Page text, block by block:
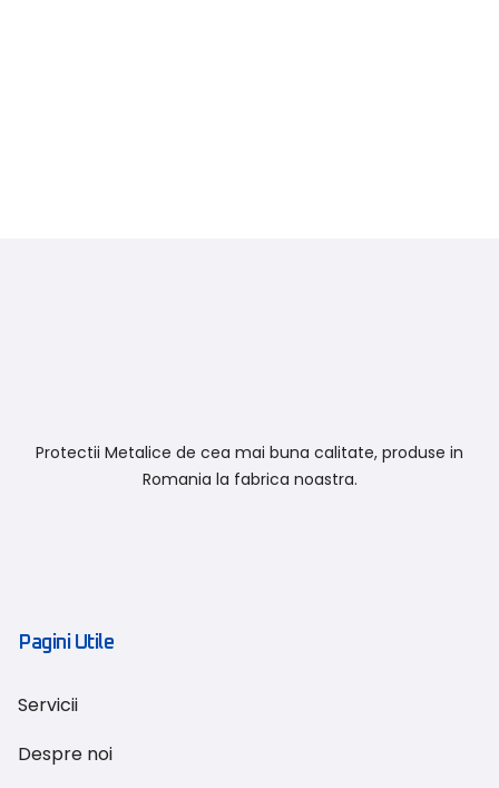
Protectii Metalice de cea mai buna calitate, produse in
Romania la fabrica noastra.
Pagini Utile
Servicii
Despre noi